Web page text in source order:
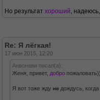
Но результат хороший,
Re: Я лёгкая!
17 июн 2015, 12:20
Анвонави писал(а):
Женя, привет, добро пожаловать))
Я вот тоже жду не дождусь,